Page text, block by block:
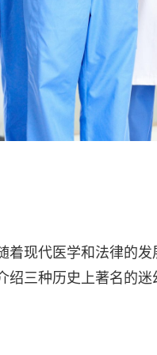
现代医学和法律的发
三种历史上著名的迷